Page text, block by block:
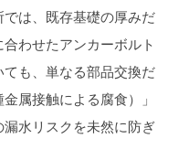
は、既存基礎の厚みだ
わせたアンカーボルト
も、単なる部品交換だ
属接触による腐食）」
水リスクを未然に防ぎ